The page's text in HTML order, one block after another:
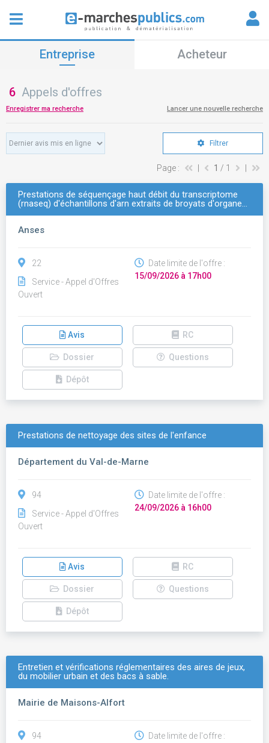
Entreprise Acheteur
6 Appels d'offres
Enregistrer ma recherche Lancer une nouvelle recherche
Filtrer
Page : 1 / 1
Prestations de séquençage haut débit du transcriptome
(rnaseq) d'échantillons d'arn extraits de broyats d'organe…
Anses
22
Service - Appel d'Offres
Ouvert
Date limite de l'offre :
15/09/2026 à 17h00
Avis RC
Dossier Questions
Dépôt
Prestations de nettoyage des sites de l'enfance
Département du Val-de-Marne
94
Service - Appel d'Offres
Ouvert
Date limite de l'offre :
24/09/2026 à 16h00
Avis RC
Dossier Questions
Dépôt
Entretien et vérifications réglementaires des aires de jeux,
du mobilier urbain et des bacs à sable.
Mairie de Maisons-Alfort
94
Date limite de l'offre :